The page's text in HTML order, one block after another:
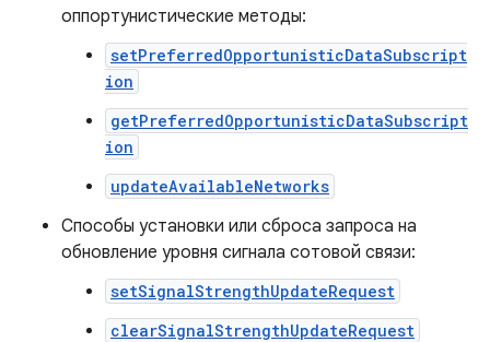
оппортунистические методы:
setPreferredOpportunisticDataSubscript
ion
getPreferredOpportunisticDataSubscript
ion
updateAvailableNetworks
Способы установки или сброса запроса на
обновление уровня сигнала сотовой связи:
setSignalStrengthUpdateRequest
clearSignalStrengthUpdateRequest